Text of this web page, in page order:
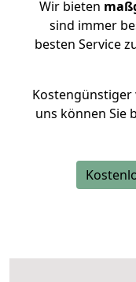
Wir bieten
sind immer
besten Service
uns können Sie